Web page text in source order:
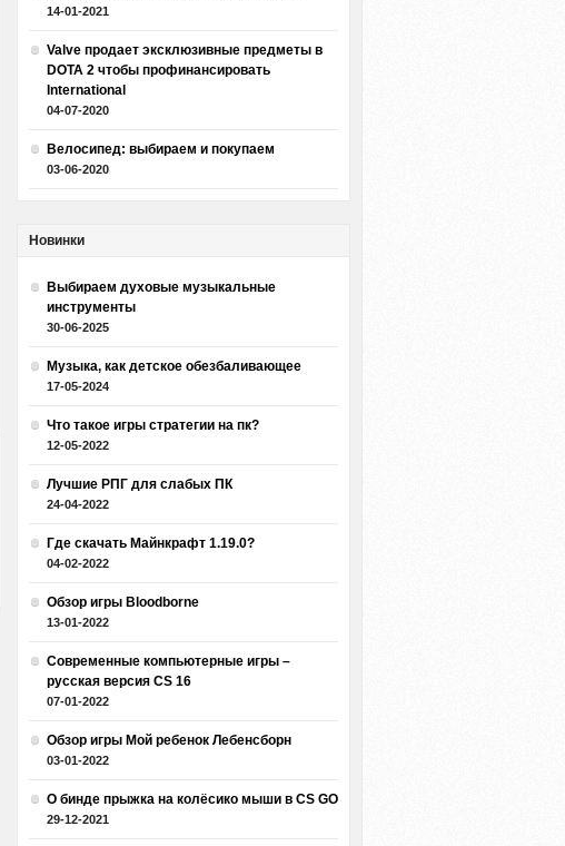
14-01-2021
Valve продает эксклюзивные предметы в
DOTA 2 чтобы профинансировать
International
04-07-2020
Велосипед: выбираем и покупаем
03-06-2020
Новинки
Выбираем духовые музыкальные
инструменты
30-06-2025
Музыка, как детское обезбаливающее
17-05-2024
Что такое игры стратегии на пк?
12-05-2022
Лучшие РПГ для слабых ПК
24-04-2022
Где скачать Майнкрафт 1.19.0?
04-02-2022
Обзор игры Bloodborne
13-01-2022
Современные компьютерные игры –
русская версия CS 16
07-01-2022
Обзор игры Мой ребенок Лебенсборн
03-01-2022
О бинде прыжка на колёсико мыши в CS GO
29-12-2021